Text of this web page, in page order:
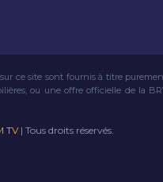
ce site sont fournis à titre
ou une offre officielle de la
TV| Tous droits réservés.